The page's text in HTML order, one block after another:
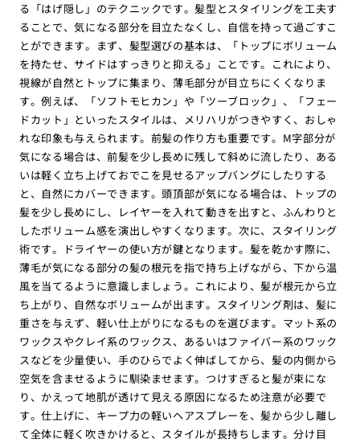
る「はげ隠し」のテクニックです。髪型とスタイリングを工夫す
ることで、気になる部分を目立たなくし、自信を持って過ごすこ
とができます。まず、髪型選びの基本は、「トップにボリューム
を持たせ、サイドはすっきりと抑える」ことです。これにより、
視線が自然とトップに集まり、薄毛部分が目立ちにくくなりま
す。例えば、「ソフトモヒカン」や「ツーブロック」、「フェー
ドカット」といったスタイルは、メリハリがつきやすく、おしゃ
れな印象も与えられます。前髪の作り方も重要です。M字部分が
気になる場合は、前髪を少し長めに残して斜めに流したり、ある
いは軽く立ち上げておでこを見せるアップバングにしたりする
と、自然にカバーできます。頭頂部が気になる場合は、トップの
髪を少し長めにし、レイヤーを入れて動きを出すと、ふんわりと
したボリューム感を演出しやすくなります。次に、スタイリング
術です。ドライヤーの使い方が鍵となります。髪を乾かす際に、
薄毛が気になる部分の髪の根元を指で持ち上げながら、下から温
風を当てるように意識しましょう。これにより、髪が根元から立
ち上がり、自然なボリュームが出ます。スタイリング剤は、髪に
重さを与えず、軽い仕上がりになるものを選びます。マット系の
ワックスやクレイ系のワックス、あるいはファイバー系のワック
スなどを少量使い、手のひらでよく伸ばしてから、髪の内側から
空気を含ませるように馴染ませます。つけすぎると髪が束にな
り、かえって地肌が透けて見える原因になるため注意が必要で
す。仕上げに、キープ力の軽いヘアスプレーを、髪から少し離し
て全体に軽く吹きかけると、スタイルが長持ちします。分け目